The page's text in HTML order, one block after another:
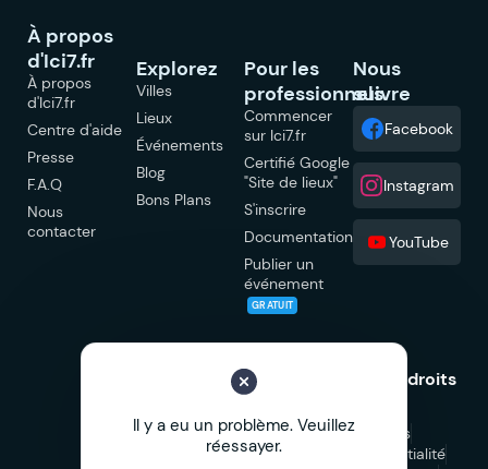
À propos
d'Ici7.fr
À propos
d'Ici7.fr
Centre d'aide
Presse
F.A.Q
Nous
contacter
Explorez
Villes
Lieux
Événements
Blog
Bons Plans
Pour les
professionnels
Commencer
sur Ici7.fr
Certifié Google
"Site de lieux"
S'inscrire
Documentation
Publier un
événement
GRATUIT
Nous
suivre
Facebook
Instagram
YouTube
© 2026 Ici7.fr Tous droits
Mentions légales
Politique de confidentialité
Il y a eu un problème. Veuillez
réessayer.